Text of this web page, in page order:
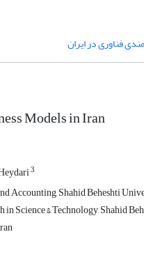
فناوری در ایران
Models in Iran
3
Accounting, Shahid Beheshti
Science & Technology, Shahid